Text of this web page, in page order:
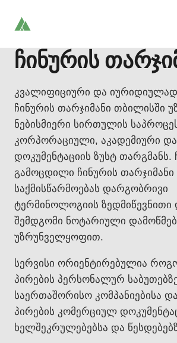
ჩინურის
კვალიფიციური და
ჩინურის თარჯიმანი თბილისში
ნებისმიერი სირთულის
კორპორაციული, აკადემიური
დოკუმენტაციის ზუსტ თარგმანს.
გამოცდილი ჩინურის
საქმისწარმოებას დარგობრივი
ტერმინოლოგიის ზედმიწევნითი
შემდგომი ნოტარიული
უზრუნველყოფით.
სერვისი ორიენტირებულია
პირების პერსონალურ
საერთაშორისო კომპანიებისა
პირების კომერციულ
ხელშეკრულებებსა და